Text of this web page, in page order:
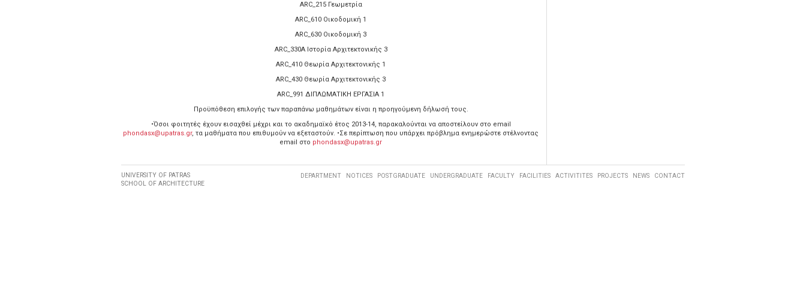
ARC_215 Γεωμετρία
ARC_610 Οικοδομική 1
ARC_630 Οικοδομική 3
ARC_330Α Ιστορία Αρχιτεκτονικής 3
ARC_410 Θεωρία Αρχιτεκτονικής 1
ARC_430 Θεωρία Αρχιτεκτονικής 3
ARC_991 ΔΙΠΛΩΜΑΤΙΚΗ ΕΡΓΑΣΙΑ 1
Προϋπόθεση επιλογής των παραπάνω μαθημάτων είναι η προηγούμενη δήλωσή τους.
•Όσοι φοιτητές έχουν εισαχθεί μέχρι και το ακαδημαϊκό έτος 2013-14, παρακαλούνται να αποστείλουν στο email
phondasx@upatras.gr, τα μαθήματα που επιθυμούν να εξεταστούν. •Σε περίπτωση που υπάρχει πρόβλημα ενημερώστε στέλνοντας
email στο phondasx@upatras.gr
DEPARTMENT NOTICES POSTGRADUATE UNDERGRADUATE FACULTY FACILITIES ACTIVITITES PROJECTS NEWS CONTACT
UNIVERSITY OF PATRAS
SCHOOL OF ARCHITECTURE